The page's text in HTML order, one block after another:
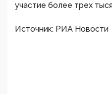
участие более трех
Источник: РИА Новости